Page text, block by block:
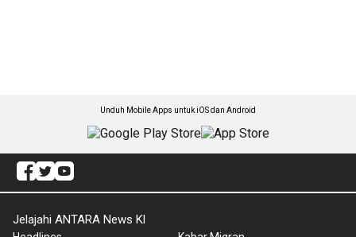
Unduh Mobile Apps untuk iOS dan Android
Jelajahi ANTARA News Kl